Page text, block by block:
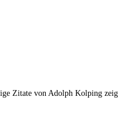
Zitate von Adolph Kolping